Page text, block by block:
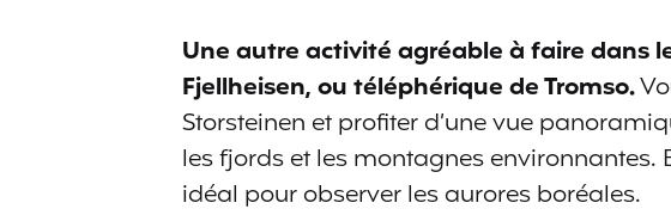
Une autre activité agréable à faire dans
Fjellheisen, ou téléphérique de Tromso.
Storsteinen et profiter d’une vue
les fjords et les montagnes environnantes.
idéal pour observer les aurores boréales.